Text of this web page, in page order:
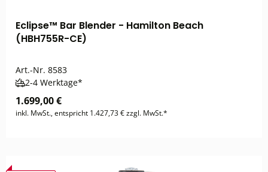
Eclipse™ Bar Blender - Hamilton Beach
(HBH755R-CE)
Art.-Nr. 8583
2-4 Werktage*
1.699,00 €
inkl. MwSt., entspricht 1.427,73 € zzgl. MwSt.*